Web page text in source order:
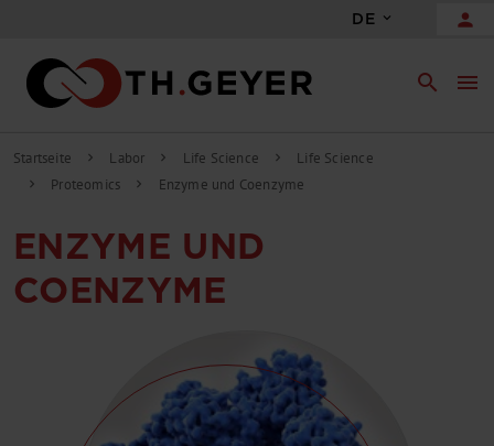
DE person
search menu
Startseite chevron_right Labor chevron_right Life Science chevron_right Life Science
chevron_right Proteomics chevron_right Enzyme und Coenzyme
ENZYME UND
COENZYME